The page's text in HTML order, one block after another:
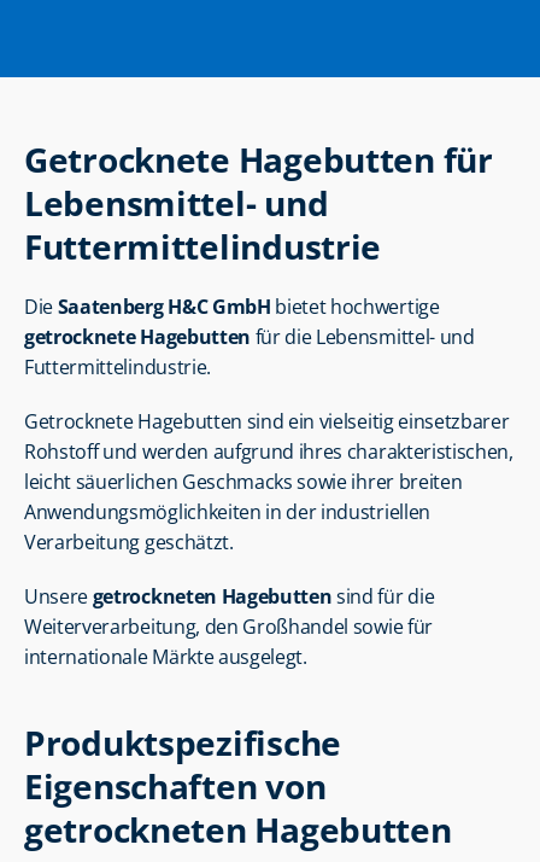
Getrocknete Hagebutten für
Lebensmittel- und
Futtermittelindustrie
Die Saatenberg H&C GmbH
bietet hochwertige
getrocknete Hagebutten für die Lebensmittel- und
Futtermittelindustrie.
Getrocknete Hagebutten sind ein vielseitig einsetzbarer
Rohstoff und werden aufgrund ihres charakteristischen,
leicht säuerlichen Geschmacks sowie ihrer breiten
Anwendungsmöglichkeiten in der industriellen
Verarbeitung geschätzt.
Unsere getrockneten Hagebutten sind für die
Weiterverarbeitung, den Großhandel sowie für
internationale Märkte ausgelegt.
Produktspezifische
Eigenschaften von
getrockneten Hagebutten